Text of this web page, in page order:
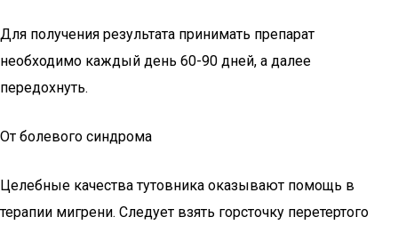
Для получения результата принимать препарат
необходимо каждый день 60-90 дней, а далее
передохнуть.
От болевого синдрома
Целебные качества тутовника оказывают помощь в
терапии мигрени. Следует взять горсточку перетертого